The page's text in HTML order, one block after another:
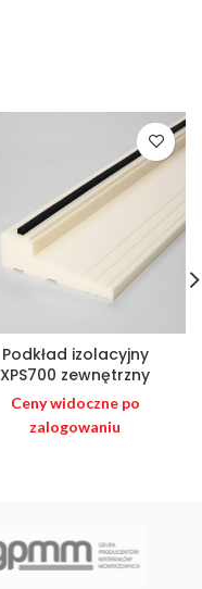
Podkład izolacyjny
XPS700 zewnętrzny
Ceny widoczne po
zalogowaniu